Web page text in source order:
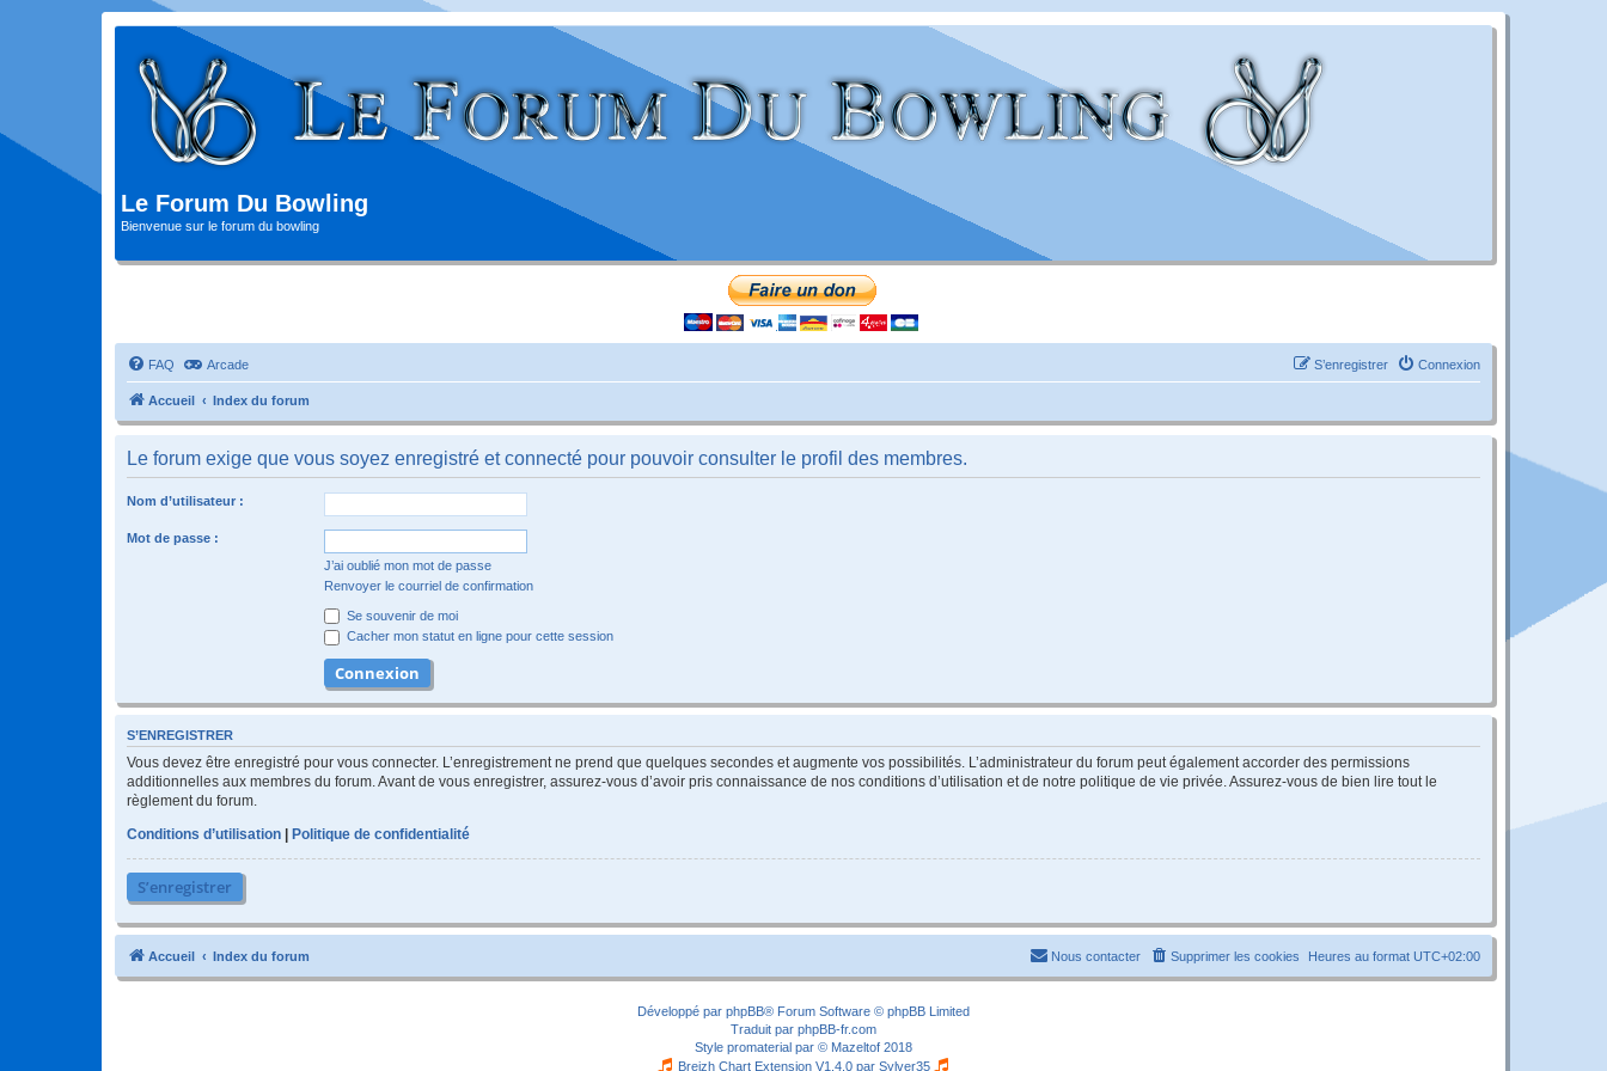
Le Forum Du Bowling
Bienvenue sur le forum du bowling
FAQ Arcade Connexion
S’enregistrer
Accueil Index du forum
Le forum exige que vous soyez enregistré et connecté pour pouvoir consulter le profil des membres.
Nom d’utilisateur :
Mot de passe :
J’ai oublié mon mot de passe
Renvoyer le courriel de confirmation
Se souvenir de moi
Cacher mon statut en ligne pour cette session
S’ENREGISTRER
Vous devez être enregistré pour vous connecter. L’enregistrement ne prend que quelques secondes et augmente vos possibilités. L’administrateur du forum peut également accorder des permissions
additionnelles aux membres du forum. Avant de vous enregistrer, assurez-vous d’avoir pris connaissance de nos conditions d’utilisation et de notre politique de vie privée. Assurez-vous de bien lire tout le
règlement du forum.
Conditions d’utilisation
Politique de confidentialité
S’enregistrer
Accueil Index du forum Heures au format UTC+02:00
Supprimer les cookies
Nous contacter
Développé par phpBB® Forum Software © phpBB Limited
Traduit par phpBB-fr.com
Style promaterial par © Mazeltof 2018
Breizh Chart Extension V1.4.0 par Sylver35